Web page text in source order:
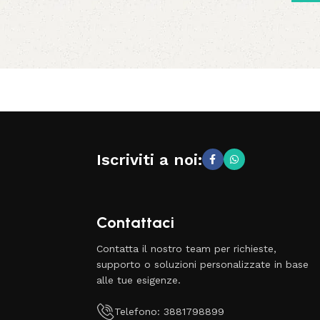
Iscriviti a noi:
Contattaci
Contatta il nostro team per richieste,
supporto o soluzioni personalizzate in base
alle tue esigenze.
Telefono: 3881798899